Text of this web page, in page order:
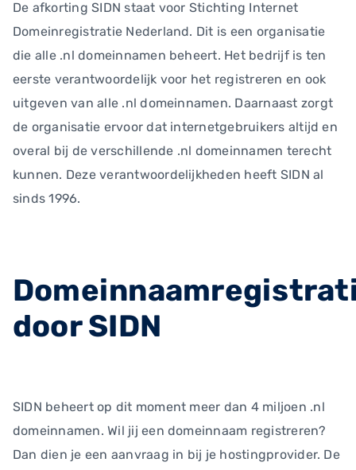
De afkorting SIDN staat voor Stichting Internet
Domeinregistratie Nederland. Dit is een organisatie
die alle .nl domeinnamen beheert. Het bedrijf is ten
eerste verantwoordelijk voor het registreren en ook
uitgeven van alle .nl domeinnamen. Daarnaast zorgt
de organisatie ervoor dat internetgebruikers altijd en
overal bij de verschillende .nl domeinnamen terecht
kunnen. Deze verantwoordelijkheden heeft SIDN al
sinds 1996.
door SIDN
SIDN beheert op dit moment meer dan 4 miljoen .nl
domeinnamen. Wil jij een domeinnaam registreren?
Dan dien je een aanvraag in bij je hostingprovider. De